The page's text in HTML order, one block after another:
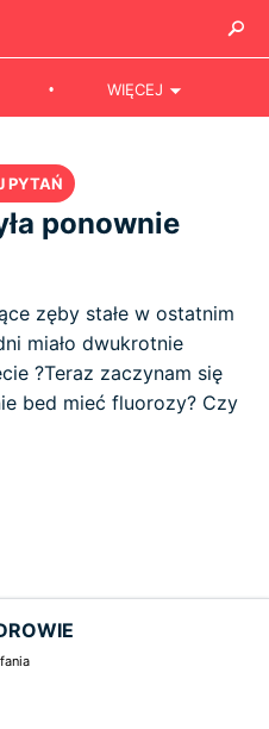
WIĘCEJ
PYTAŃ
ponownie
zęby stałe w ostatnim
miało dwukrotnie
?Teraz zaczynam się
bed mieć fluorozy? Czy